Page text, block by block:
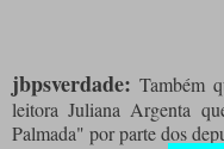
jbpsverdade: Também
leitora Juliana Argenta
Palmada" por parte dos